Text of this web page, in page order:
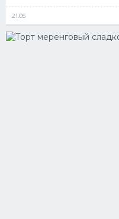
21.05